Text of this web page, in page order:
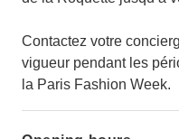
Contactez votre
vigueur pendant les
la Paris Fashion Week.